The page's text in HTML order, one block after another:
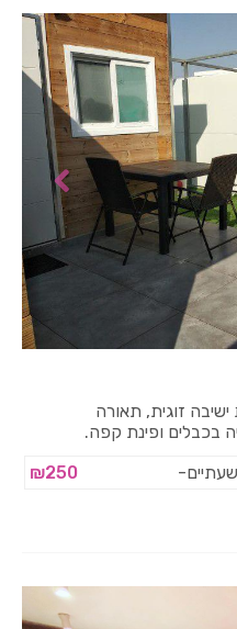
זוגית, תאורה
בכבלים ופינת קפה.
שעתיים-
₪250